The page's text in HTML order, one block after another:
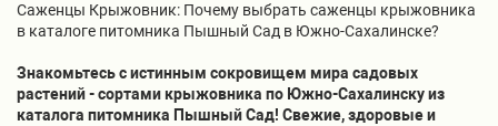
Саженцы Крыжовник: Почему выбрать саженцы крыжовника
в каталоге питомника Пышный Сад в Южно-Сахалинске?
Знакомьтесь с истинным сокровищем мира садовых
растений - сортами крыжовника по Южно-Сахалинску из
каталога питомника Пышный Сад! Свежие, здоровые и